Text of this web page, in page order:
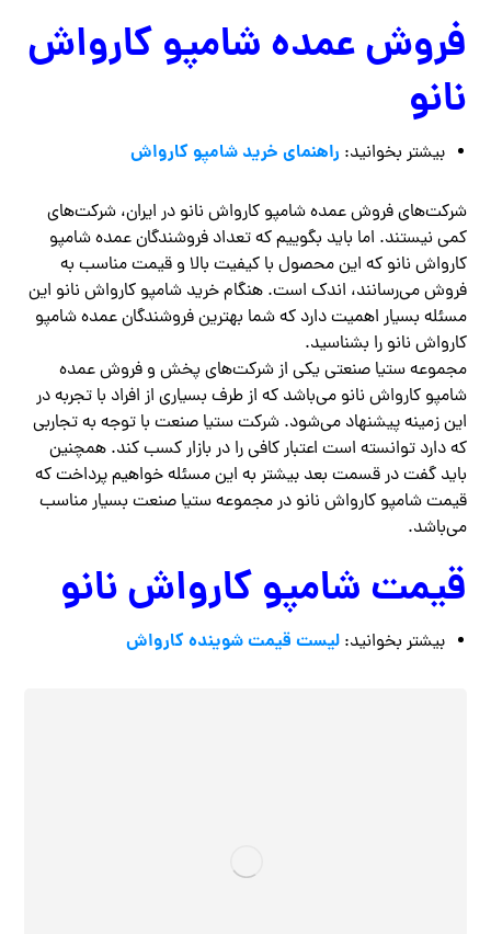
فروش عمده شامپو کارواش
نانو
بیشتر بخوانید: راهنمای خرید شامپو کارواش
شرکت‌های فروش عمده شامپو کارواش نانو در ایران، شرکت‌های
کمی نیستند. اما باید بگوییم که تعداد فروشندگان عمده شامپو
کارواش نانو که این محصول با کیفیت بالا و قیمت مناسب به
فروش می‌رسانند، اندک است. هنگام خرید شامپو کارواش نانو این
مسئله بسیار اهمیت دارد که شما بهترین فروشندگان عمده شامپو
کارواش نانو را بشناسید.
مجموعه ستیا صنعتی یکی از شرکت‌های پخش و فروش عمده
شامپو کارواش نانو می‌باشد که از طرف بسیاری از افراد با تجربه در
این زمینه پیشنهاد می‌شود. شرکت ستیا صنعت با توجه به تجاربی
که دارد توانسته است اعتبار کافی را در بازار کسب کند. همچنین
باید گفت در قسمت بعد بیشتر به این مسئله خواهیم پرداخت که
قیمت شامپو کارواش نانو در مجموعه ستیا صنعت بسیار مناسب
می‌باشد.
قیمت شامپو کارواش نانو
بیشتر بخوانید:لیست قیمت شوینده کارواش